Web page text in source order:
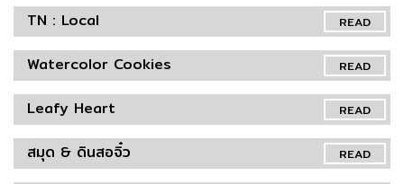
READ
TN : Local
READ
Watercolor Cookies
READ
Leafy Heart
READ
สมุด & ดินสอจิ๋ว